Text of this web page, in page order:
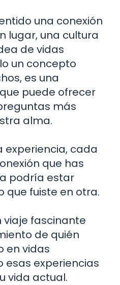
una conexión
lugar, una cultura
de vidas
un concepto
es una
puede ofrecer
más
alma.
experiencia, cada
que has
podría estar
que fuiste en otra.
viaje fascinante
de quién
en vidas
esas experiencias
vida actual.